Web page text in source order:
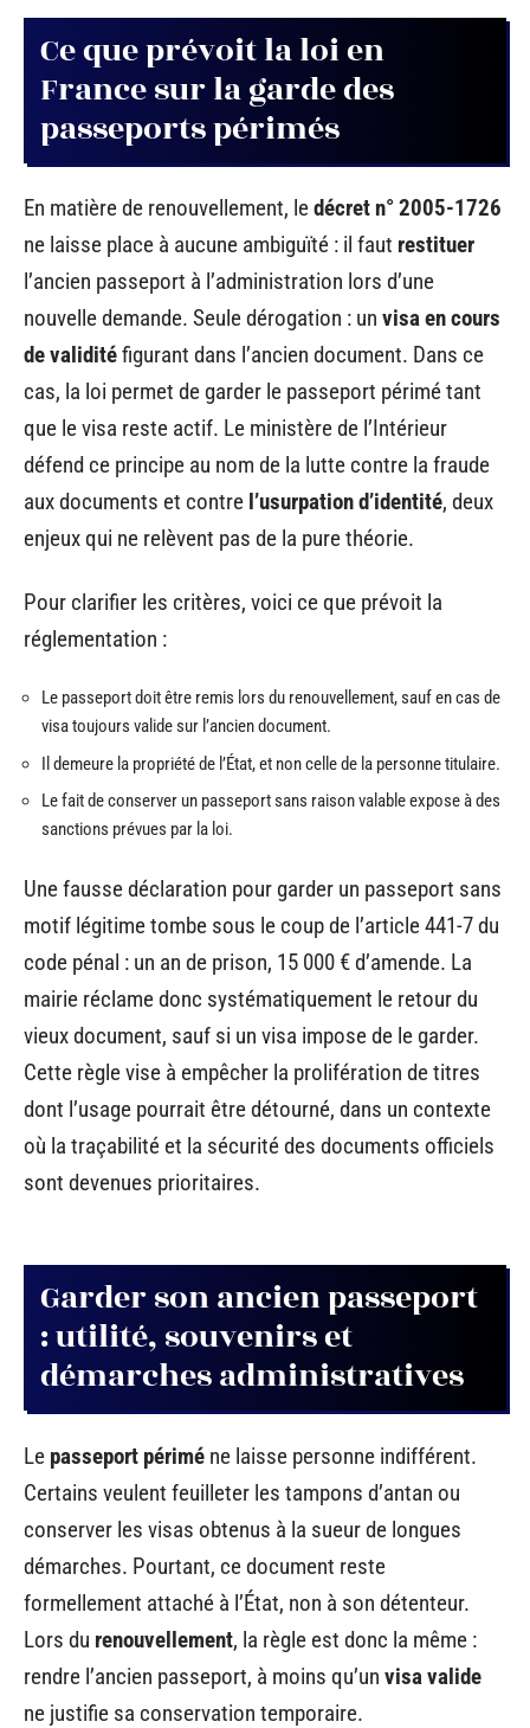
Ce que prévoit la loi en
France sur la garde des
passeports périmés
En matière de renouvellement, ledécret n° 2005-1726
ne laisse place à aucune ambiguïté : il faut restituer
l’ancien passeport à l’administration lors d’une
nouvelle demande. Seule dérogation : un visa en cours
de validitéfigurant dans l’ancien document. Dans ce
cas, la loi permet de garder le passeport périmé tant
que le visa reste actif. Le ministère de l’Intérieur
défend ce principe au nom de la lutte contre la fraude
aux documents et contre l’usurpation d’identité, deux
enjeux qui ne relèvent pas de la pure théorie.
Pour clarifier les critères, voici ce que prévoit la
réglementation :
Le passeport doit être remis lors du renouvellement, sauf en cas de
visa toujours valide sur l’ancien document.
Il demeure la propriété de l’État, et non celle de la personne titulaire.
Le fait de conserver un passeport sans raison valable expose à des
sanctions prévues par la loi.
Une fausse déclaration pour garder un passeport sans
motif légitime tombe sous le coup de l’article 441-7 du
code pénal : un an de prison, 15 000 € d’amende. La
mairie réclame donc systématiquement le retour du
vieux document, sauf si un visa impose de le garder.
Cette règle vise à empêcher la prolifération de titres
dont l’usage pourrait être détourné, dans un contexte
où la traçabilité et la sécurité des documents officiels
sont devenues prioritaires.
Garder son ancien passeport
: utilité, souvenirs et
démarches administratives
Le passeport périmé ne laisse personne indifférent.
Certains veulent feuilleter les tampons d’antan ou
conserver les visas obtenus à la sueur de longues
démarches. Pourtant, ce document reste
formellement attaché à l’État, non à son détenteur.
Lors du renouvellement, la règle est donc la même :
rendre l’ancien passeport, à moins qu’un visa valide
ne justifie sa conservation temporaire.